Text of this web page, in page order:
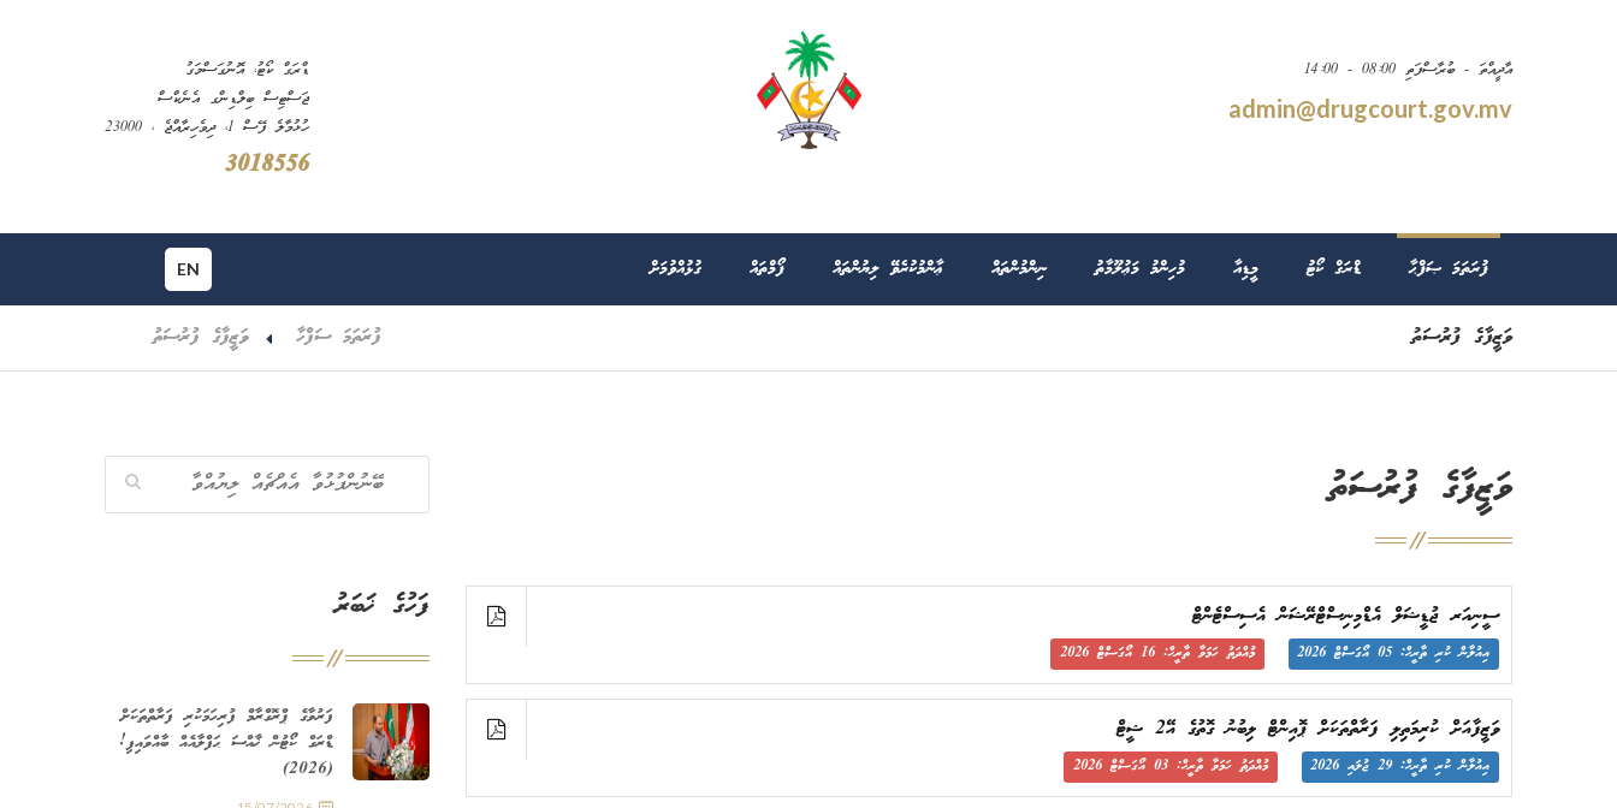
ޑްރަގް ކޯޓު، އޮނުގަސްމަގު
ޖަސްޓިސް ބިލްޑިންގ އެނެކްސް
ހުޅުމާލެ ފޭސް 1، ދިވެހިރާއްޖެ ، 23000
3018556
އާދީއްތަ - ބުރާސްފަތި 08:00 - 14:00
admin@drugcourt.gov.mv
ފުރަތަމަ ޞަފްޙާ ޑްރަގް ކޯޓު މީޑިއާ މުހިންމު މަޢުލޫމާތު ނިންމުންތައް ޢާންމުކުރެވޭ ލިޔުންތައް ފޯމްތައް ގުޅުއްވުމަށް EN
ވަޒީފާގެ ފުރުސަތު ފުރަތަމަ ސަފްހާ ވަޒީފާގެ ފުރުސަތު
ވަޒީފާގެ ފުރުސަތު
ސީނިއަރ ޖުޑީޝަލް އެޑްމިނިސްޓްރޭޝަން އެސިސްޓެންޓް
އިއުލާން ކުރި ތާރީޙް: 05 އޯގަސްޓް 2026 މުއްދަތު ހަމަވާ ތާރީޙް: 16 އޯގަސްޓް 2026
ވަޒީފާއަށް ކުރިމަތިލި ފަރާތްތަކަށް ޕޮއިންޓް ލިބުނު ގޮތުގެ އޭ2 ޝީޓް
އިއުލާން ކުރި ތާރީޙް: 29 ޖުލައި 2026 މުއްދަތު ހަމަވާ ތާރީޙް: 03 އޯގަސްޓް 2026
ފަހުގެ ޚަބަރު
ފަރުވާގެ ޕްރޮގްރާމް ފުރިހަމަކުރި ފަރާތްތަކަށް
ޑްރަގް ކޯޓުން ޚާއްސަ ޙަފްލާއެއް ބާއްވައިފި!
(2026)